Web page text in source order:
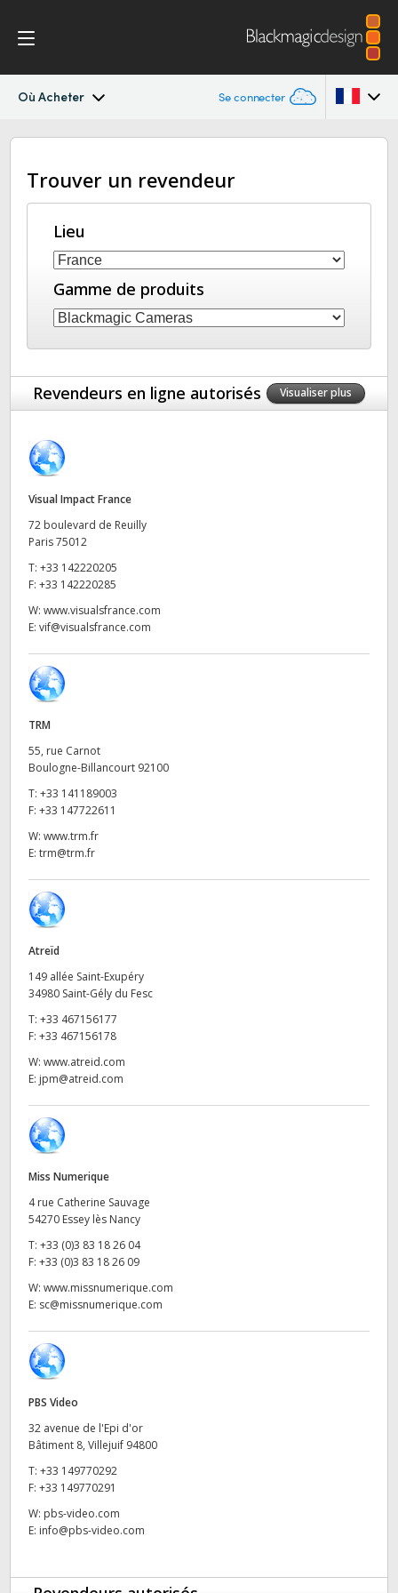
Où Acheter Se connecter
Blackmagic Ethernet Switch
SpécificationsAustralia
Brazil
Canada
Denmark
Finland
Hong Kong SAR, China
India
Italy
Malaysia
Netherlands
New Zealand
Singapore
South Africa
Spain
Sweden
Turkey
UAE
Ukraine
United Kingdom
United States
Trouver un revendeur
Lieu
Gamme de produits
Revendeurs en ligne autorisés Visualiser plus
Visual Impact France
72 boulevard de Reuilly
Paris 75012
T: +33 142220205
F: +33 142220285
W: www.visualsfrance.com
E: vif@visualsfrance.com
TRM
55, rue Carnot
Boulogne-Billancourt 92100
T: +33 141189003
F: +33 147722611
W: www.trm.fr
E: trm@trm.fr
Atreïd
149 allée Saint-Exupéry
34980 Saint-Gély du Fesc
T: +33 467156177
F: +33 467156178
W: www.atreid.com
E: jpm@atreid.com
Miss Numerique
4 rue Catherine Sauvage
54270 Essey lès Nancy
T: +33 (0)3 83 18 26 04
F: +33 (0)3 83 18 26 09
W: www.missnumerique.com
E: sc@missnumerique.com
PBS Video
32 avenue de l'Epi d'or
Bâtiment 8, Villejuif 94800
T: +33 149770292
F: +33 149770291
W: pbs-video.com
E: info@pbs-video.com